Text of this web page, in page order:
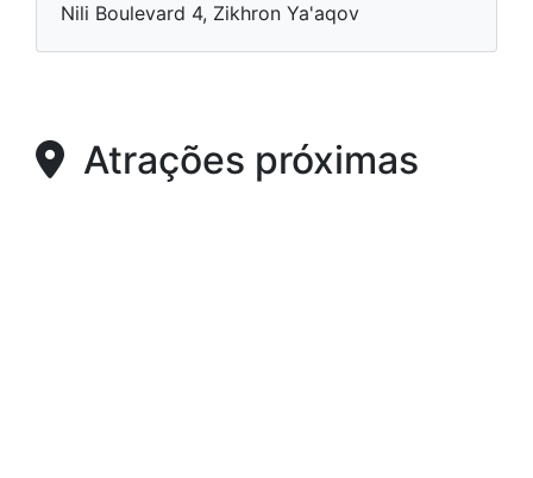
Nili Boulevard 4, Zikhron Ya'aqov
Atrações próximas